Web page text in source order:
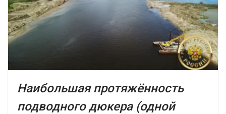
Наибольшая протяжённость
подводного дюкера (одной